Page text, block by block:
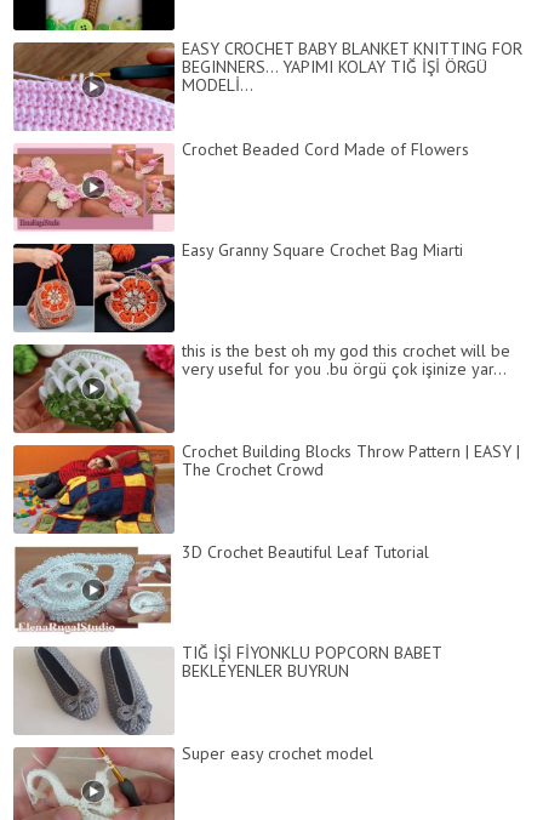
EASY CROCHET BABY BLANKET KNITTING FOR
BEGINNERS... YAPIMI KOLAY TIĞ İŞİ ÖRGÜ
MODELİ...
Crochet Beaded Cord Made of Flowers
Easy Granny Square Crochet Bag Miarti
this is the best oh my god this crochet will be
very useful for you .bu örgü çok işinize yar...
Crochet Building Blocks Throw Pattern | EASY |
The Crochet Crowd
3D Crochet Beautiful Leaf Tutorial
TIĞ İŞİ FİYONKLU POPCORN BABET
BEKLEYENLER BUYRUN
Super easy crochet model